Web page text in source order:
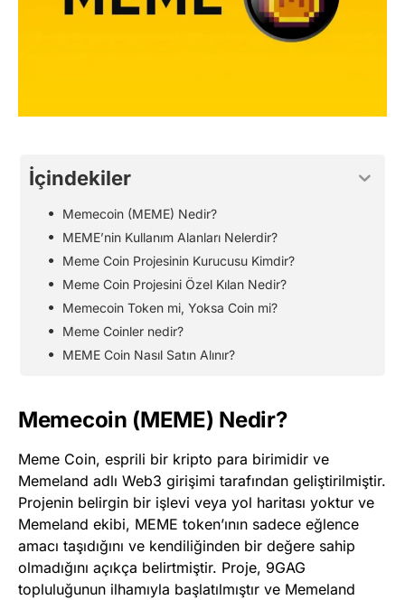
İçindekiler
Memecoin (MEME) Nedir?
MEME’nin Kullanım Alanları Nelerdir?
Meme Coin Projesinin Kurucusu Kimdir?
Meme Coin Projesini Özel Kılan Nedir?
Memecoin Token mi, Yoksa Coin mi?
Meme Coinler nedir?
MEME Coin Nasıl Satın Alınır?
Memecoin (MEME) Nedir?
Meme Coin, esprili bir kripto para birimidir ve
Memeland adlı Web3 girişimi tarafından geliştirilmiştir.
Projenin belirgin bir işlevi veya yol haritası yoktur ve
Memeland ekibi, MEME token’ının sadece eğlence
amacı taşıdığını ve kendiliğinden bir değere sahip
olmadığını açıkça belirtmiştir. Proje, 9GAG
topluluğunun ilhamıyla başlatılmıştır ve Memeland